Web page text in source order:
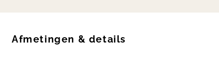
Afmetingen & details